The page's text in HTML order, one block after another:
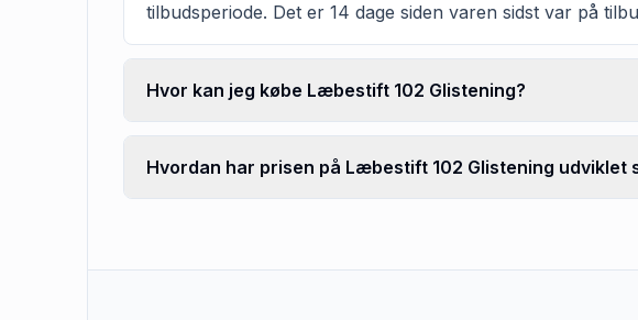
tilbudsperiode. Det er 14 dage siden varen sidst var på
Hvor kan jeg købe Læbestift 102 Glistening?
Hvordan har prisen på Læbestift 102 Glistening udviklet